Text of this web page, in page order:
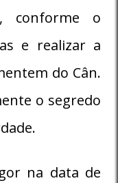
conforme o
e realizar a
do Cân.
o segredo
na data de